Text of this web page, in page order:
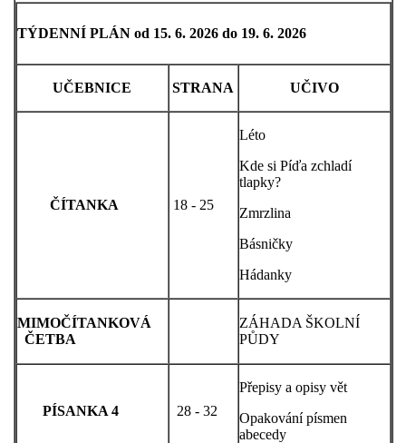
TÝDENNÍ PLÁN od 15. 6. 2026 do 19. 6. 2026
UČEBNICE STRANA UČIVO
ČÍTANKA 18 - 25
Léto
Kde si Píďa zchladí
tlapky?
Zmrzlina
Básničky
Hádanky
MIMOČÍTANKOVÁ
ČETBA
ZÁHADA ŠKOLNÍ
PŮDY
PÍSANKA 4 28 - 32
Přepisy a opisy vět
Opakování písmen
abecedy